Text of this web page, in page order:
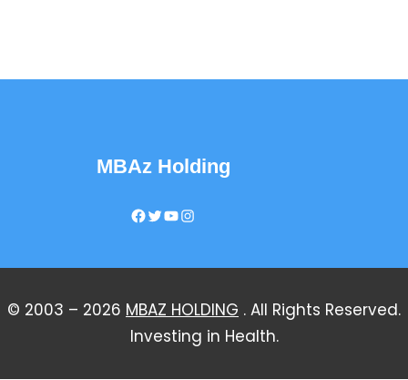
MBAz Holding
Facebook Twitter YouTube Instagram
© 2003 – 2026 MBAZ HOLDING . All Rights Reserved.
Investing in Health.